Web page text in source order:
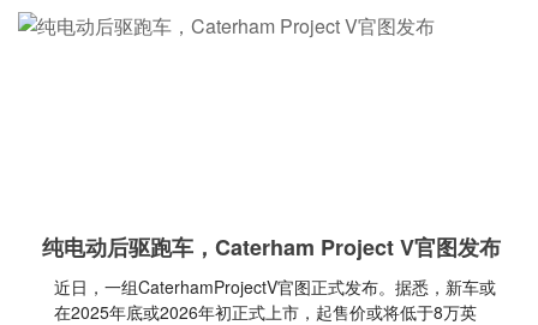
纯电动后驱跑车，Caterham Project V官图发布
近日，一组CaterhamProjectV官图正式发布。据悉，新车或
在2025年底或2026年初正式上市，起售价或将低于8万英